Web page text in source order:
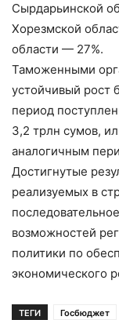
Сырдарьинской
Хорезмской
области — 27%.
Таможенными
устойчивый рост
период
3,2 трлн сумов,
аналогичным
Достигнутые
реализуемых в
возможностей
политики по
экономического
ТЕГИ Госбюджет